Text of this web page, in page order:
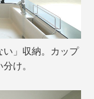
」収納。カップ
け。